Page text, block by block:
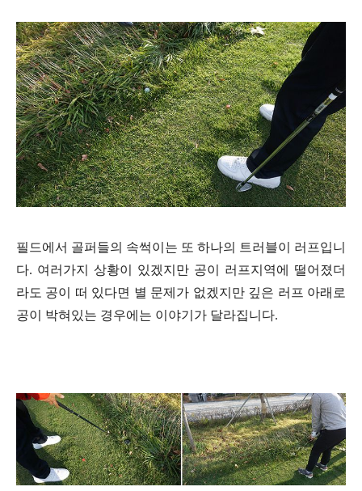
필드에서 골퍼들의 속썩이는 또 하나의 트러블이 러프입니
다. 여러가지 상황이 있겠지만 공이 러프지역에 떨어졌더
라도 공이 떠 있다면 별 문제가 없겠지만 깊은 러프 아래로
공이 박혀있는 경우에는 이야기가 달라집니다.